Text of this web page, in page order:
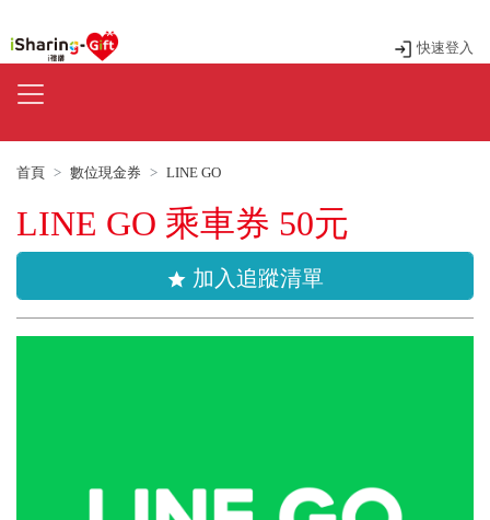
快速登入
首頁 數位現金券 LINE GO
LINE GO 乘車券 50元
star 加入追蹤清單